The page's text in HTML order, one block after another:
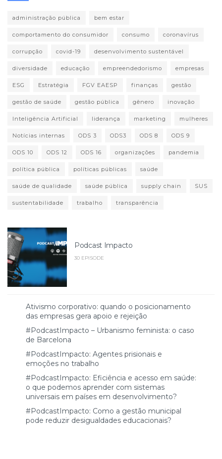
administração pública bem estar
comportamento do consumidor consumo coronavírus
corrupção covid-19 desenvolvimento sustentável
diversidade educação empreendedorismo empresas
ESG Estratégia FGV EAESP finanças gestão
gestão de saúde gestão pública gênero inovação
Inteligência Artificial liderança marketing mulheres
Notícias internas ODS 3 ODS3 ODS 8 ODS 9
ODS 10 ODS 12 ODS 16 organizações pandemia
política pública políticas públicas saúde
saúde de qualidade saúde pública supply chain SUS
sustentabilidade trabalho transparência
Podcast Impacto
30 EPISODE
Ativismo corporativo: quando o posicionamento
das empresas gera apoio e rejeição
#PodcastImpacto – Urbanismo feminista: o caso
de Barcelona
#PodcastImpacto: Agentes prisionais e
emoções no trabalho
#PodcastImpacto: Eficiência e acesso em saúde:
o que podemos aprender com sistemas
universais em países em desenvolvimento?
#PodcastImpacto: Como a gestão municipal
pode reduzir desigualdades educacionais?